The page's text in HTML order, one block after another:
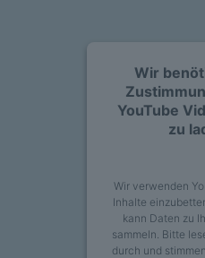
Wir
YouTube
zu
Wir verwenden
Inhalte
kann Daten zu
sammeln. Bitte
durch und